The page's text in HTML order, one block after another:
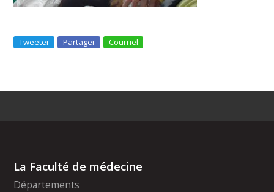
Tweeter Partager Courriel
La Faculté de médecine
Départements